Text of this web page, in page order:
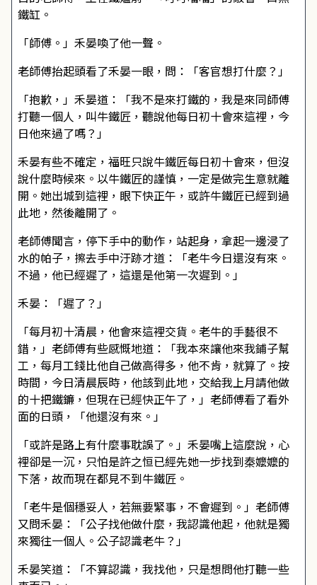
鐵缸。
「師傅。」禾晏喚了他一聲。
老師傅抬起頭看了禾晏一眼，問：「客官想打什麼？」
「抱歉，」禾晏道：「我不是來打鐵的，我是來同師傅
打聽一個人，叫牛鐵匠，聽說他每日初十會來這裡，今
日他來過了嗎？」
禾晏有些不確定，福旺只說牛鐵匠每日初十會來，但沒
說什麼時候來。以牛鐵匠的謹慎，一定是做完生意就離
開。她出城到這裡，眼下快正午，或許牛鐵匠已經到過
此地，然後離開了。
老師傅聞言，停下手中的動作，站起身，拿起一邊浸了
水的帕子，擦去手中汙跡才道：「老牛今日還沒有來。
不過，他已經遲了，這還是他第一次遲到。」
禾晏：「遲了？」
「每月初十清晨，他會來這裡交貨。老牛的手藝很不
錯，」老師傅有些感慨地道：「我本來讓他來我鋪子幫
工，每月工錢比他自己做高得多，他不肯，就算了。按
時間，今日清晨辰時，他該到此地，交給我上月請他做
的十把鐵鐮，但現在已經快正午了，」老師傅看了看外
面的日頭，「他還沒有來。」
「或許是路上有什麼事耽誤了。」禾晏嘴上這麼說，心
裡卻是一沉，只怕是許之恒已經先她一步找到秦嬤嬤的
下落，故而現在都見不到牛鐵匠。
「老牛是個穩妥人，若無要緊事，不會遲到。」老師傅
又問禾晏：「公子找他做什麼，我認識他起，他就是獨
來獨往一個人。公子認識老牛？」
禾晏笑道：「不算認識，我找他，只是想問他打聽一些